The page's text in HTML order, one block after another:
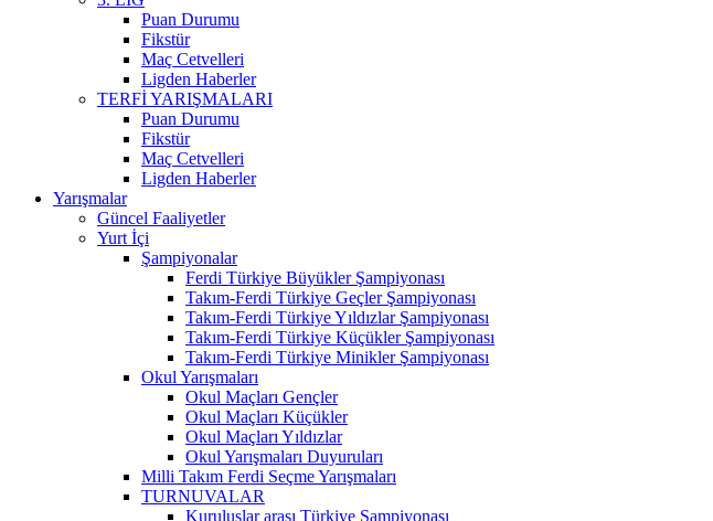
Puan Durumu
Fikstür
Maç Cetvelleri
Ligden Haberler
TERFİ YARIŞMALARI
Puan Durumu
Fikstür
Maç Cetvelleri
Ligden Haberler
Yarışmalar
Güncel Faaliyetler
Yurt İçi
Şampiyonalar
Ferdi Türkiye Büyükler Şampiyonası
Takım-Ferdi Türkiye Geçler Şampiyonası
Takım-Ferdi Türkiye Yıldızlar Şampiyonası
Takım-Ferdi Türkiye Küçükler Şampiyonası
Takım-Ferdi Türkiye Minikler Şampiyonası
Okul Yarışmaları
Okul Maçları Gençler
Okul Maçları Küçükler
Okul Maçları Yıldızlar
Okul Yarışmaları Duyuruları
Milli Takım Ferdi Seçme Yarışmaları
TURNUVALAR
Kuruluşlar arası Türkiye Şampiyonası